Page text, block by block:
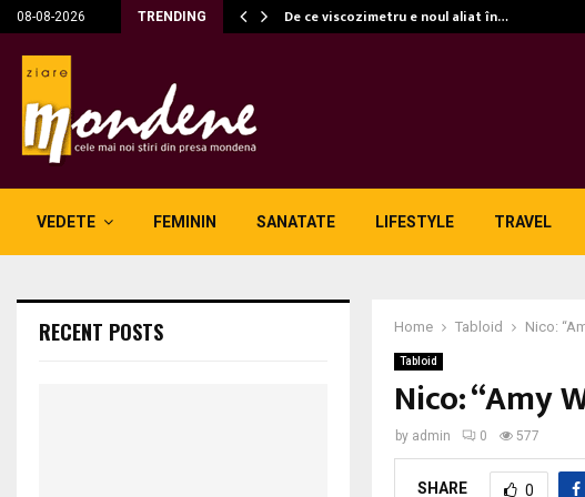
08-08-2026 TRENDING De ce viscozimetru e noul aliat în…
VEDETE FEMININ SANATATE LIFESTYLE TRAVEL
Home Tabloid Nico:
Tabloid
Nico: “Amy
by admin 0 577
SHARE 0
RECENT POSTS